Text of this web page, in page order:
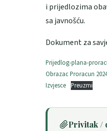
i prijedlozima
sa javnošću.
Dokument za
Prijedlog-plana-
Obrazac Proracun
Izvjesce Preuzmi
Privitak /